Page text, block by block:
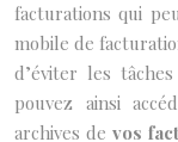
facturations qui
mobile de
d’éviter les
pouvez ainsi
archives devos